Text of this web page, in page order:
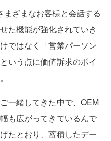
ざまなお客様と会話する
た機能が強化されていき
ではなく「営業パーソン
いう点に価値訴求のポイ
一緒してきた中で、OEM
も広がってきているんで
たとおり、蓄積したデー